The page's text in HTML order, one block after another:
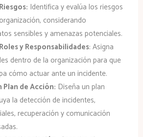
Identifica y evalúa los riesgos
considerando
sensibles y amenazas potenciales.
y Responsabilidades: Asigna
dentro de la organización para que
cómo actuar ante un incidente.
Plan de Acción: Diseña un plan
la detección de incidentes,
recuperación y comunicación